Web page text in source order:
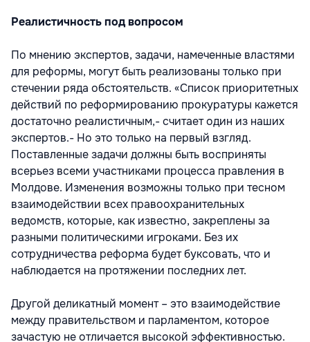
Реалистичность под вопросом
По мнению экспертов, задачи, намеченные властями
для реформы, могут быть реализованы только при
стечении ряда обстоятельств. «Список приоритетных
действий по реформированию прокуратуры кажется
достаточно реалистичным,- считает один из наших
экспертов.- Но это только на первый взгляд.
Поставленные задачи должны быть восприняты
всерьез всеми участниками процесса правления в
Молдове. Изменения возможны только при тесном
взаимодействии всех правоохранительных
ведомств, которые, как известно, закреплены за
разными политическими игроками. Без их
сотрудничества реформа будет буксовать, что и
наблюдается на протяжении последних лет.
Другой деликатный момент – это взаимодействие
между правительством и парламентом, которое
зачастую не отличается высокой эффективностью.